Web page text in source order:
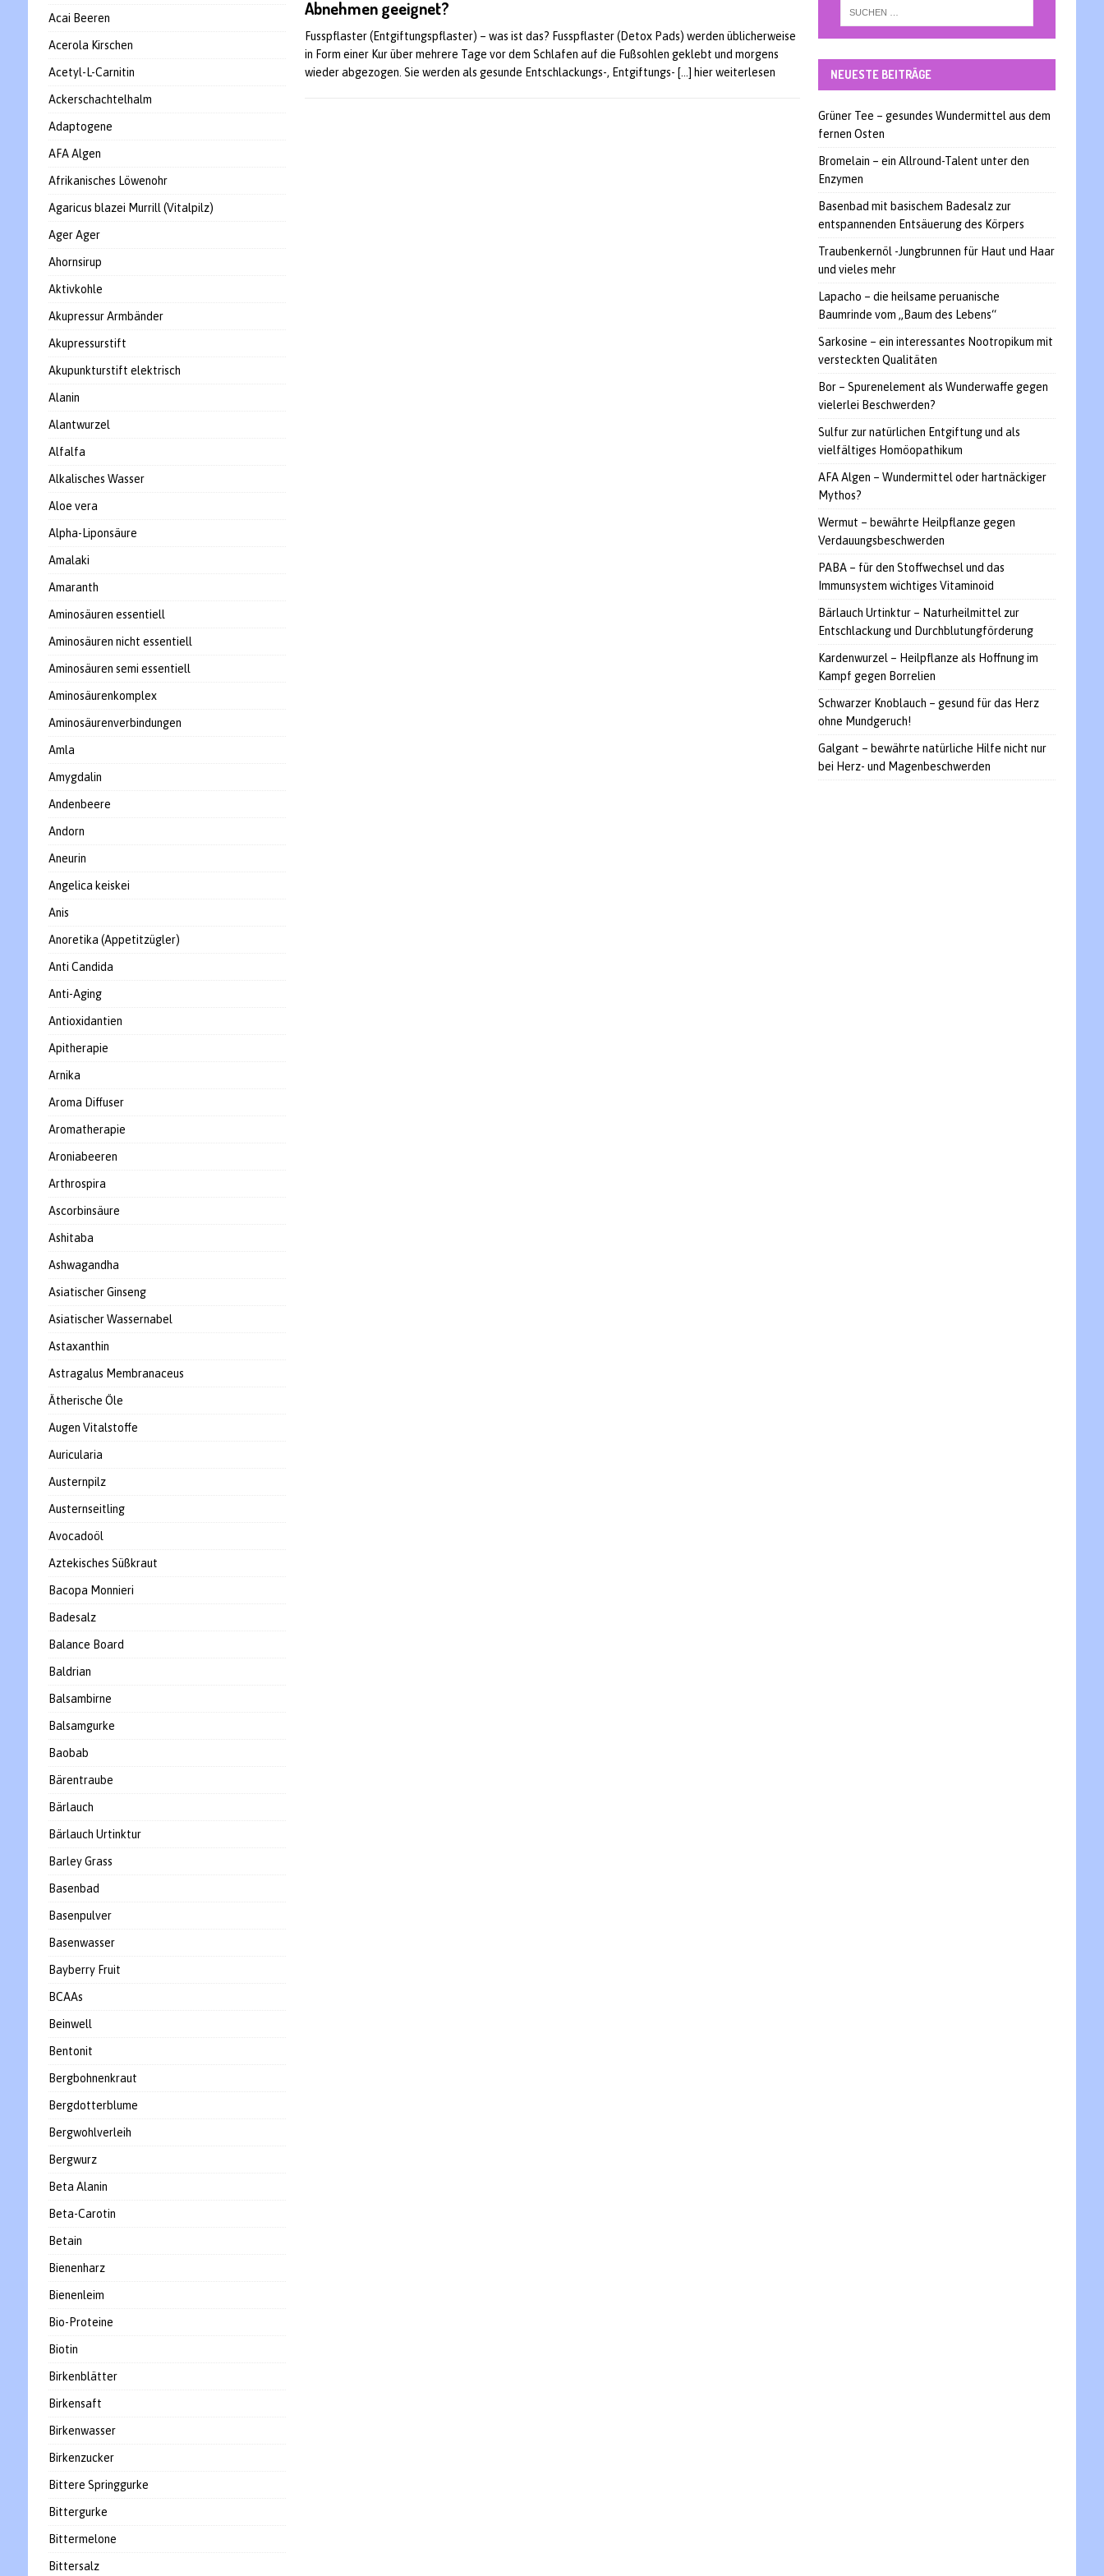
Abnehmen geeignet?
Fusspflaster (Entgiftungspflaster) – was ist das? Fusspflaster (Detox Pads) werden üblicherweise
in Form einer Kur über mehrere Tage vor dem Schlafen auf die Fußsohlen geklebt und morgens
wieder abgezogen. Sie werden als gesunde Entschlackungs-, Entgiftungs- […] hier weiterlesen
Acai Beeren
Acerola Kirschen
Acetyl-L-Carnitin
Ackerschachtelhalm
Adaptogene
AFA Algen
Afrikanisches Löwenohr
Agaricus blazei Murrill (Vitalpilz)
Ager Ager
Ahornsirup
Aktivkohle
Akupressur Armbänder
Akupressurstift
Akupunkturstift elektrisch
Alanin
Alantwurzel
Alfalfa
Alkalisches Wasser
Aloe vera
Alpha-Liponsäure
Amalaki
Amaranth
Aminosäuren essentiell
Aminosäuren nicht essentiell
Aminosäuren semi essentiell
Aminosäurenkomplex
Aminosäurenverbindungen
Amla
Amygdalin
Andenbeere
Andorn
Aneurin
Angelica keiskei
Anis
Anoretika (Appetitzügler)
Anti Candida
Anti-Aging
Antioxidantien
Apitherapie
Arnika
Aroma Diffuser
Aromatherapie
Aroniabeeren
Arthrospira
Ascorbinsäure
Ashitaba
Ashwagandha
Asiatischer Ginseng
Asiatischer Wassernabel
Astaxanthin
Astragalus Membranaceus
Ätherische Öle
Augen Vitalstoffe
Auricularia
Austernpilz
Austernseitling
Avocadoöl
Aztekisches Süßkraut
Bacopa Monnieri
Badesalz
Balance Board
Baldrian
Balsambirne
Balsamgurke
Baobab
Bärentraube
Bärlauch
Bärlauch Urtinktur
Barley Grass
Basenbad
Basenpulver
Basenwasser
Bayberry Fruit
BCAAs
Beinwell
Bentonit
Bergbohnenkraut
Bergdotterblume
Bergwohlverleih
Bergwurz
Beta Alanin
Beta-Carotin
Betain
Bienenharz
Bienenleim
Bio-Proteine
Biotin
Birkenblätter
Birkensaft
Birkenwasser
Birkenzucker
Bittere Springgurke
Bittergurke
Bittermelone
Bittersalz
NEUESTE BEITRÄGE
Grüner Tee – gesundes Wundermittel aus dem
fernen Osten
Bromelain – ein Allround-Talent unter den
Enzymen
Basenbad mit basischem Badesalz zur
entspannenden Entsäuerung des Körpers
Traubenkernöl -Jungbrunnen für Haut und Haar
und vieles mehr
Lapacho – die heilsame peruanische
Baumrinde vom „Baum des Lebens“
Sarkosine – ein interessantes Nootropikum mit
versteckten Qualitäten
Bor – Spurenelement als Wunderwaffe gegen
vielerlei Beschwerden?
Sulfur zur natürlichen Entgiftung und als
vielfältiges Homöopathikum
AFA Algen – Wundermittel oder hartnäckiger
Mythos?
Wermut – bewährte Heilpflanze gegen
Verdauungsbeschwerden
PABA – für den Stoffwechsel und das
Immunsystem wichtiges Vitaminoid
Bärlauch Urtinktur – Naturheilmittel zur
Entschlackung und Durchblutungförderung
Kardenwurzel – Heilpflanze als Hoffnung im
Kampf gegen Borrelien
Schwarzer Knoblauch – gesund für das Herz
ohne Mundgeruch!
Galgant – bewährte natürliche Hilfe nicht nur
bei Herz- und Magenbeschwerden